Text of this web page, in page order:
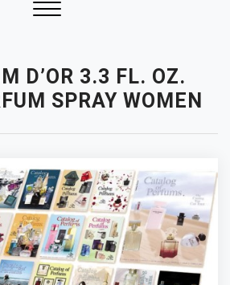
D’OR 3.3 FL. OZ.
SPRAY WOMEN